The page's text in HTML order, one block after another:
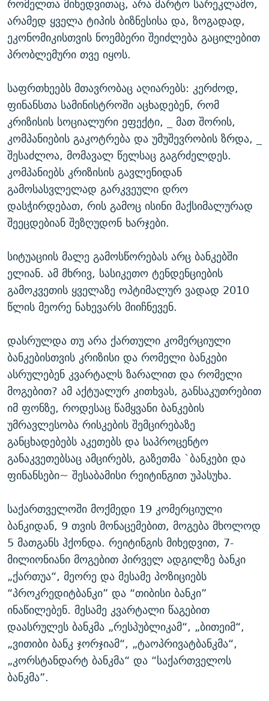
რომელთა მიხედვითაც, არა მარტო სარეკლამო,
არამედ ყველა ტიპის ბიზნესისა და, ზოგადად,
ეკონომიკისთვის ნოემბერი შეიძლება გაცილებით
პრობლემური თვე იყოს.
საფრთხეებს მთავრობაც აღიარებს: კერძოდ,
ფინანსთა სამინისტროში აცხადებენ, რომ
კრიზისის სოციალური ეფექტი, _ მათ შორის,
კომპანიების გაკოტრება და უმუშევრობის ზრდა, _
შესაძლოა, მომავალ წელსაც გაგრძელდეს.
კომპანიებს კრიზისის გავლენიდან
გამოსასვლელად გარკვეული დრო
დასჭირდებათ, რის გამოც ისინი მაქსიმალურად
შეეცდებიან შეზღუდონ ხარჯები.
სიტუაციის მალე გამოსწორებას არც ბანკებში
ელიან. ამ მხრივ, სასიკეთო ტენდენციების
გამოკვეთის ყველაზე ოპტიმალურ ვადად 2010
წლის მეორე ნახევარს მიიჩნევენ.
დასრულდა თუ არა ქართული კომერციული
ბანკებისთვის კრიზისი და რომელი ბანკები
ასრულებენ კვარტალს ზარალით და რომელი
მოგებით? ამ აქტუალურ კითხვას, განსაკუთრებით
იმ ფონზე, როდესაც წამყვანი ბანკების
უმრავლესობა რისკების შემცირებაზე
განცხადებებს აკეთებს და საპროცენტო
განაკვეთებსაც ამცირებს, გაზეთმა `ბანკები და
ფინანსები~ შესაბამისი რეიტინგით უპასუხა.
საქართველოში მოქმედი 19 კომერციული
ბანკიდან, 9 თვის მონაცემებით, მოგება მხოლოდ
5 მათგანს ჰქონდა. რეიტინგის მიხედვით, 7-
მილიონიანი მოგებით პირველ ადგილზე ბანკი
„ქართუა“, მეორე და მესამე პოზიციებს
“პროკრედიტბანკი” და “თიბისი ბანკი”
ინაწილებენ. მესამე კვარტალი წაგებით
დაასრულეს ბანკმა „რესპუბლიკამ“, „ბითეიმ“,
„ვითიბი ბანკ ჯორჯიამ“, „ტაოპრივატბანკმა“,
„კორსტანდარტ ბანკმა“ და “საქართველოს
ბანკმა”.